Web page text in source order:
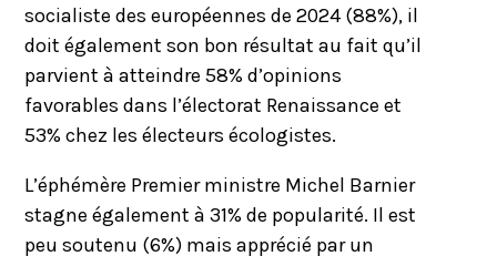
socialiste des européennes de 2024 (88%), il
doit également son bon résultat au fait qu’il
parvient à atteindre 58% d’opinions
favorables dans l’électorat Renaissance et
53% chez les électeurs écologistes.
L’éphémère Premier ministre Michel Barnier
stagne également à 31% de popularité. Il est
peu soutenu (6%) mais apprécié par un